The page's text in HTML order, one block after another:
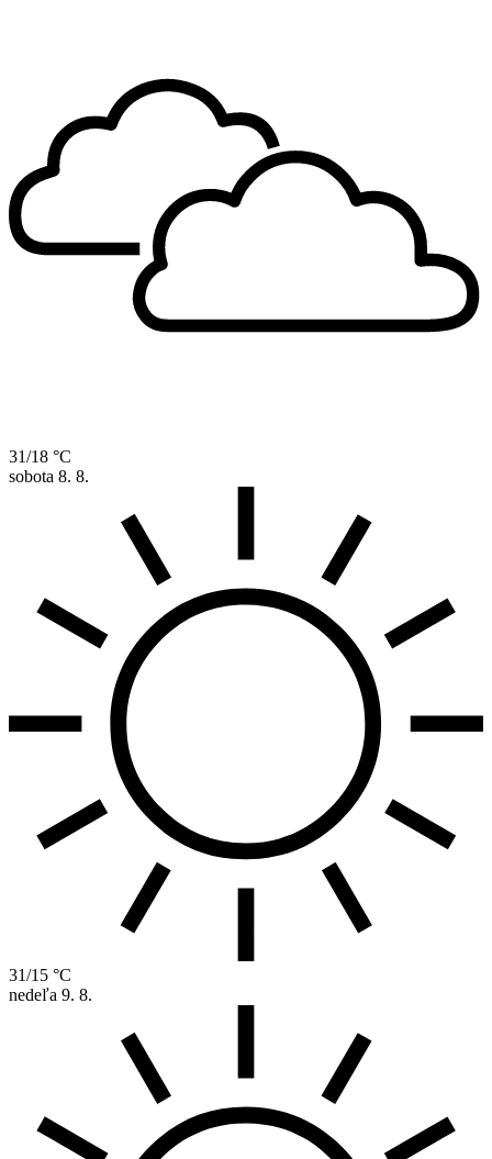
31/18 °C
sobota 8. 8.
31/15 °C
nedeľa 9. 8.